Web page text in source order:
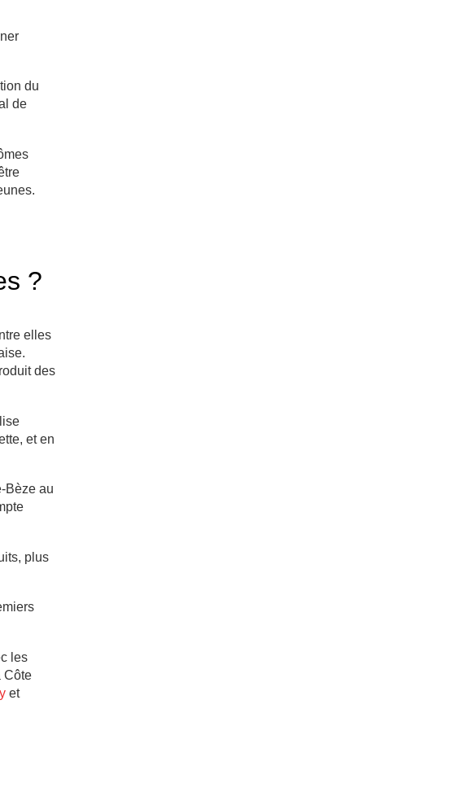
du
de
?
elles
des
et en
Bèze au
plus
les
Côte
et